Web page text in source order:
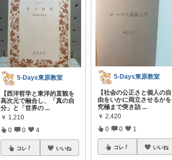
5-Days東原教室
【西洋哲学と東洋的直観を
高次元で融合し、「真の自
分」と「世界の ...
￥ 1,210
0 0 4
コレ いいね
5-Days東原教室
【社会の公正さと個人の自
由をいかに両立させるかを
究極まで突き詰 ...
￥ 2,420
0 0 1
コレ いいね